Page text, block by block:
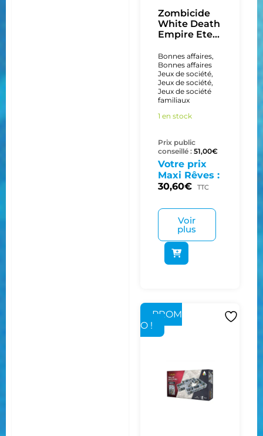
Zombicide
White Death
Empire Ete...
Bonnes affaires,
Bonnes affaires
Jeux de société,
Jeux de société,
Jeux de société
familiaux
1 en stock
Prix public
conseillé : 51,00€
Votre prix
Maxi Rêves :
30,60€ TTC
Voir
plus
PROM
O !